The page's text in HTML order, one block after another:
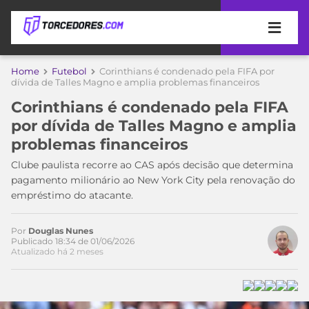
APOSTAS
DE
APOSTA
MELHORES
SITES
DE
APOSTAS
2026
COPA
DO
MUNDO
TIMES
MEU
TIME
CAMPEONATOS
Home Futebol
Corinthians é condenado pela FIFA por
dívida de Talles Magno e amplia problemas financeiros
Corinthians é condenado pela FIFA
por dívida de Talles Magno e amplia
problemas financeiros
Clube paulista recorre ao CAS após decisão que determina
pagamento milionário ao New York City pela renovação do
empréstimo do atacante.
Por Douglas Nunes
Publicado 18:34 de 01/06/2026
Atualizado há 2 meses